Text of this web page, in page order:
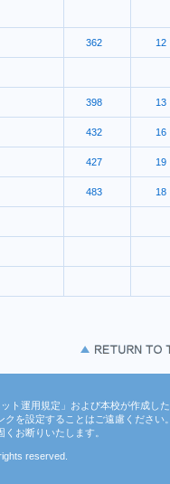
362 12
398 13
432 16
427 19
483 18
ト運用規定」および本校が作成した
を設定することはご遠慮ください。
お断りいたします。
reserved.